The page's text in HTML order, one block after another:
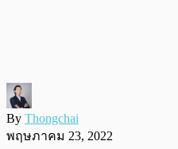
By Thongchai
พฤษภาคม 23, 2022